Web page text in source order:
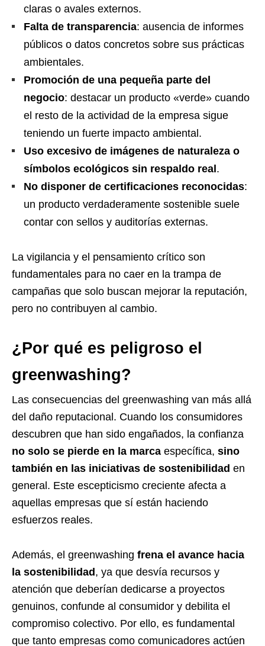
claras o avales externos.
Falta de transparencia: ausencia de informes
públicos o datos concretos sobre sus prácticas
ambientales.
Promoción de una pequeña parte del
negocio: destacar un producto «verde» cuando
el resto de la actividad de la empresa sigue
teniendo un fuerte impacto ambiental.
Uso excesivo de imágenes de naturaleza o
símbolos ecológicos sin respaldo real.
No disponer de certificaciones reconocidas:
un producto verdaderamente sostenible suele
contar con sellos y auditorías externas.
La vigilancia y el pensamiento crítico son
fundamentales para no caer en la trampa de
campañas que solo buscan mejorar la reputación,
pero no contribuyen al cambio.
¿Por qué es peligroso el
greenwashing?
Las consecuencias del greenwashing van más allá
del daño reputacional. Cuando los consumidores
descubren que han sido engañados, la confianza
no solo se pierde en la marca específica, sino
también en las iniciativas de sostenibilidad en
general. Este escepticismo creciente afecta a
aquellas empresas que sí están haciendo
esfuerzos reales.
Además, el greenwashing frena el avance hacia
la sostenibilidad, ya que desvía recursos y
atención que deberían dedicarse a proyectos
genuinos, confunde al consumidor y debilita el
compromiso colectivo. Por ello, es fundamental
que tanto empresas como comunicadores actúen